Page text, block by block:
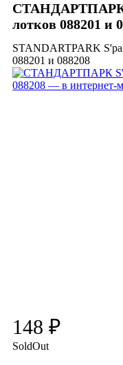
СТАНДАРТПАРК
лотков 088201 и
STANDARTPARK
088201 и 088208
148 ₽
SoldOut